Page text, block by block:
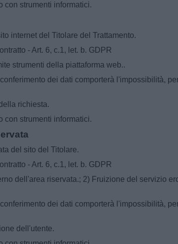
con strumenti informatici.
internet del Titolare del Trattamento.
- Art. 6, c.1, let. b. GDPR
strumenti della piattaforma web..
dei dati comporterà l'impossibilità,
richiesta.
con strumenti informatici.
del sito del Titolare.
- Art. 6, c.1, let. b. GDPR
dell'area riservata.; 2) Fruizione del servizio
dei dati comporterà l'impossibilità,
dell'utente.